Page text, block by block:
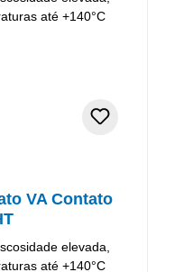
VA Contato
elevada,
até +140°C